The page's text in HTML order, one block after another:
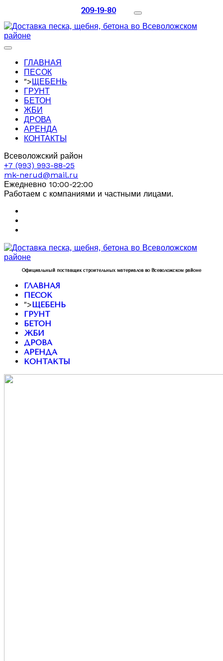
209-19-80
ГЛАВНАЯ
ПЕСОК
">ЩЕБЕНЬ
ГРУНТ
БЕТОН
ЖБИ
ДРОВА
АРЕНДА
КОНТАКТЫ
Всеволожский район
+7 (993) 993-88-25
mk-nerud@mail.ru
Ежедневно 10:00-22:00
Работаем с компаниями и частными лицами.
Официальный поставщик строительных материалов во Всеволожском районе
ГЛАВНАЯ
ПЕСОК
">ЩЕБЕНЬ
ГРУНТ
БЕТОН
ЖБИ
ДРОВА
АРЕНДА
КОНТАКТЫ